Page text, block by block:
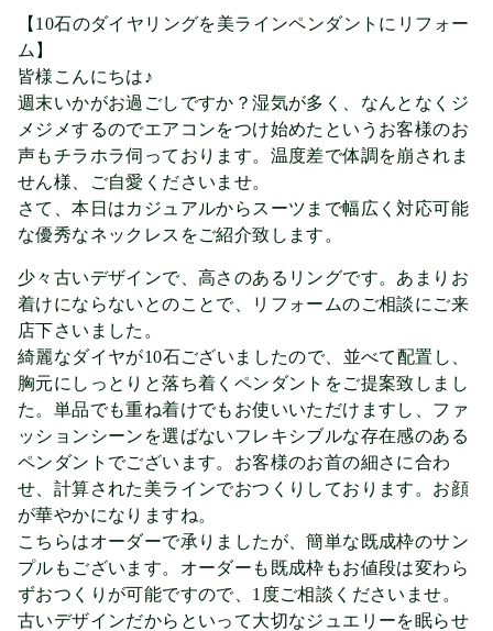
【10石のダイヤリングを美ラインペンダントにリフォー
ム】
皆様こんにちは♪
週末いかがお過ごしですか？湿気が多く、なんとなくジ
メジメするのでエアコンをつけ始めたというお客様のお
声もチラホラ伺っております。温度差で体調を崩されま
せん様、ご自愛くださいませ。
さて、本日はカジュアルからスーツまで幅広く対応可能
な優秀なネックレスをご紹介致します。
少々古いデザインで、高さのあるリングです。あまりお
着けにならないとのことで、リフォームのご相談にご来
店下さいました。
綺麗なダイヤが10石ございましたので、並べて配置し、
胸元にしっとりと落ち着くペンダントをご提案致しまし
た。単品でも重ね着けでもお使いいただけますし、ファ
ッションシーンを選ばないフレキシブルな存在感のある
ペンダントでございます。お客様のお首の細さに合わ
せ、計算された美ラインでおつくりしております。お顔
が華やかになりますね。
こちらはオーダーで承りましたが、簡単な既成枠のサン
プルもございます。オーダーも既成枠もお値段は変わら
ずおつくりが可能ですので、1度ご相談くださいませ。
古いデザインだからといって大切なジュエリーを眠らせ